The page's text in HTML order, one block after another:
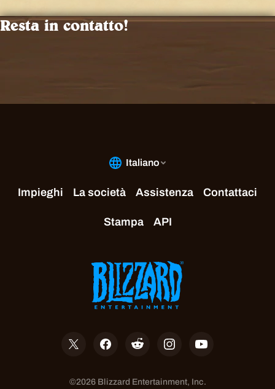
Resta in contatto!